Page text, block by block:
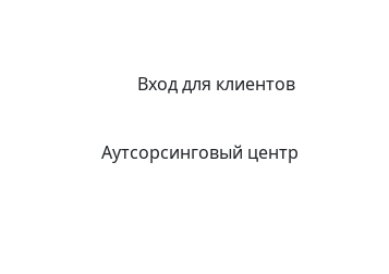
Вход для клиентов
Аутсорсинговый центр